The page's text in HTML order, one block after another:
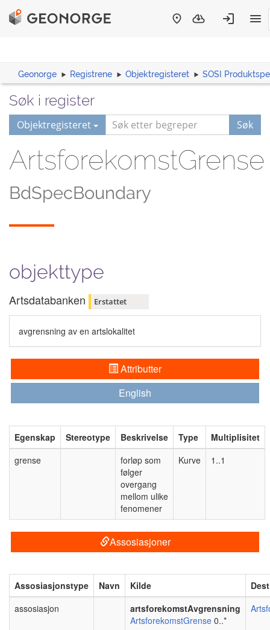
Geonorge Registrene Objektregisteret SOSI
Søk i register
Objektregisteret Søk
ArtsforekomstGrense
BdSpecBoundary
objekttype
Artsdatabanken Erstattet
avgrensning av en artslokalitet
Attributter
English
Egenskap Stereotype Beskrivelse Type
Multiplisitet
grense
forløp som
følger
overgang
mellom ulike
fenomener
Kurve 1..1
Assosiasjoner
Assosiasjonstype Navn Kilde
assosiasjon
artsforekomstAvgrensning
ArtsforekomstGrense 0..*